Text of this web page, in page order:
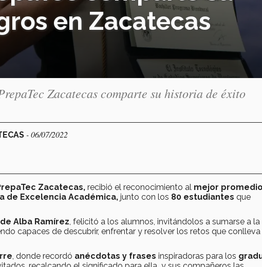
en Zacatecas
Zacatecas comparte su historia de éxito
- 06/07/2022
Zacatecas, recibió el reconocimiento al mejor promedio
de Excelencia Académica, junto con los 80 estudiantes que
Alba Ramírez , felicitó a los alumnos, invitándolos a sumarse a la
capaces de descubrir, enfrentar y resolver los retos que conlleva
, donde recordó anécdotas y frases inspiradoras para los